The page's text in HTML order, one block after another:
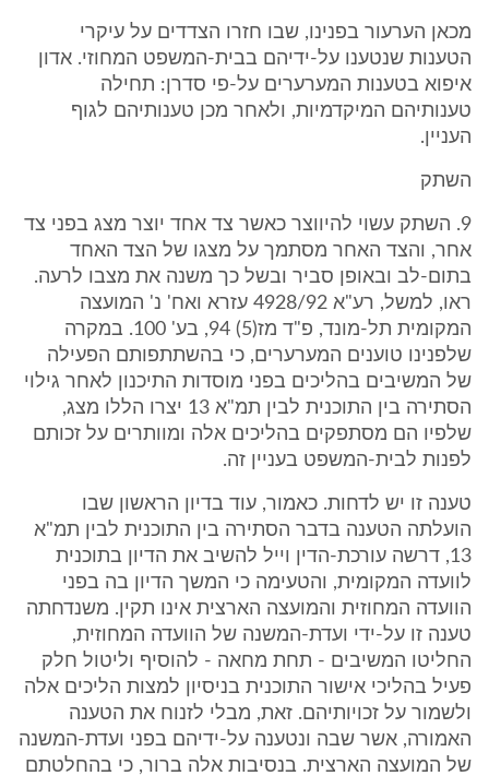
מכאן הערעור בפנינו, שבו חזרו הצדדים על עיקרי
הטענות שנטענו על-ידיהם בבית-המשפט המחוזי. אדון
איפוא בטענות המערערים על-פי סדרן: תחילה
טענותיהם המיקדמיות, ולאחר מכן טענותיהם לגוף
העניין.
השתק
9. השתק עשוי להיווצר כאשר צד אחד יוצר מצג בפני צד
אחר, והצד האחר מסתמך על מצגו של הצד האחד
בתום-לב ובאופן סביר ובשל כך משנה את מצבו לרעה.
ראו, למשל, רע"א 4928/92 עזרא ואח' נ' המועצה
המקומית תל-מונד, פ"ד מז(5) 94, בע' 100. במקרה
שלפנינו טוענים המערערים, כי בהשתתפותם הפעילה
של המשיבים בהליכים בפני מוסדות התיכנון לאחר גילוי
הסתירה בין התוכנית לבין תמ"א 13 יצרו הללו מצג,
שלפיו הם מסתפקים בהליכים אלה ומוותרים על זכותם
לפנות לבית-המשפט בעניין זה.
טענה זו יש לדחות. כאמור, עוד בדיון הראשון שבו
הועלתה הטענה בדבר הסתירה בין התוכנית לבין תמ"א
13, דרשה עורכת-הדין וייל להשיב את הדיון בתוכנית
לוועדה המקומית, והטעימה כי המשך הדיון בה בפני
הוועדה המחוזית והמועצה הארצית אינו תקין. משנדחתה
טענה זו על-ידי ועדת-המשנה של הוועדה המחוזית,
החליטו המשיבים - תחת מחאה - להוסיף וליטול חלק
פעיל בהליכי אישור התוכנית בניסיון למצות הליכים אלה
ולשמור על זכויותיהם. זאת, מבלי לזנוח את הטענה
האמורה, אשר שבה ונטענה על-ידיהם בפני ועדת-המשנה
של המועצה הארצית. בנסיבות אלה ברור, כי בהחלטתם